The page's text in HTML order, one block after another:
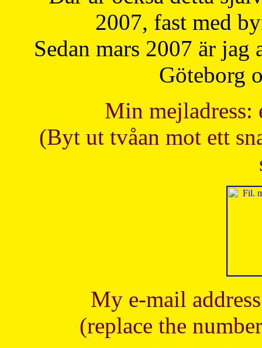
2007, fast med
Sedan mars 2007 är
Göteborg
Min mejladress:
(Byt ut tvåan mot ett
My e-mail
(replace the